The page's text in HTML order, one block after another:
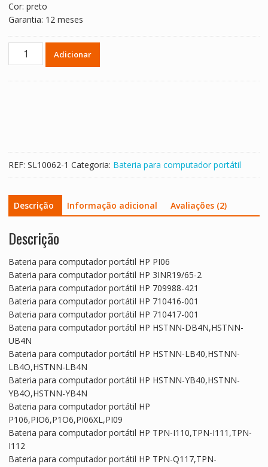
Cor: preto
Garantia: 12 meses
Quantidade
Adicionar
REF: SL10062-1 Categoria: Bateria para computador portátil
Descrição Informação adicional Avaliações (2)
Descrição
Bateria para computador portátil HP PI06
Bateria para computador portátil HP 3INR19/65-2
Bateria para computador portátil HP 709988-421
Bateria para computador portátil HP 710416-001
Bateria para computador portátil HP 710417-001
Bateria para computador portátil HP HSTNN-DB4N,HSTNN-
UB4N
Bateria para computador portátil HP HSTNN-LB40,HSTNN-
LB4O,HSTNN-LB4N
Bateria para computador portátil HP HSTNN-YB40,HSTNN-
YB4O,HSTNN-YB4N
Bateria para computador portátil HP
P106,PIO6,P1O6,PI06XL,PI09
Bateria para computador portátil HP TPN-I110,TPN-I111,TPN-
I112
Bateria para computador portátil HP TPN-Q117,TPN-